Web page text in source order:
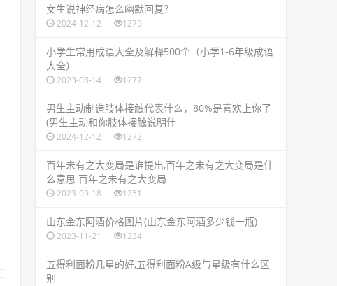
​女生说神经病怎么幽默回复？
2024-12-12 1279
​小学生常用成语大全及解释500个（小学1-6年级成语
大全）
2023-08-14 1277
​男生主动制造肢体接触代表什么，80%是喜欢上你了
(男生主动和你肢体接触说明什
2024-12-12 1272
​百年未有之大变局是谁提出,百年之未有之大变局是什
么意思 百年之未有之大变局
2023-09-18 1251
​山东金东阿酒价格图片(山东金东阿酒多少钱一瓶)
2023-11-21 1234
​五得利面粉几星的好,五得利面粉A级与星级有什么区
别